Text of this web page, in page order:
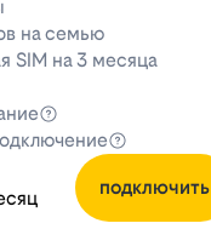
на семью
SIM на 3 месяца
подключить